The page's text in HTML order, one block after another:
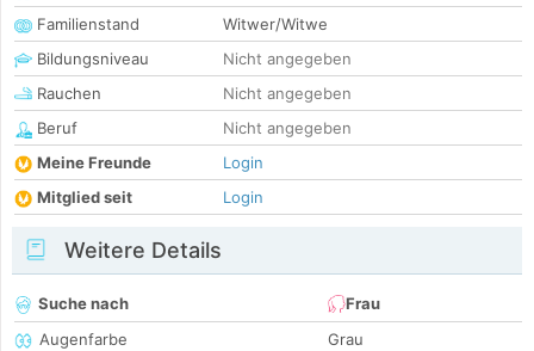
Familienstand
Witwer/Witwe
Bildungsniveau
Nicht angegeben
Rauchen
Nicht angegeben
Beruf
Nicht angegeben
Meine Freunde
Login
Mitglied seit
Login
Weitere Details
Suche nach
Frau
Augenfarbe
Grau